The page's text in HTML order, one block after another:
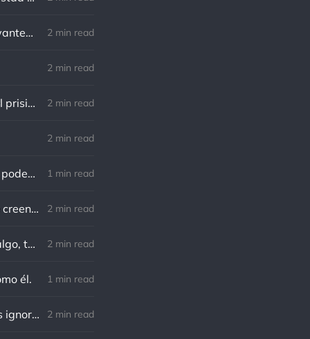
William Shakespeare: Nuestro destino está en las estrellas, así que levantemos nuestros ojos al cielo 2 min read
2 min read
Lewis B. Smedes: Perdonar es liberar a un prisionero y descubrir que el prisionero eras tú 2 min read
2 min read
Gandhi: Un minuto que pasa es irrecuperable. Conociendo esto, ¿cómo podemos malgastar tantas horas? 1 min read
Von Goethe: Nadie está más esclavizado que aquellos que falsamente creen que son libres. 2 min read
Charles F. Kettering: Sigue adelante, y es probable que tropieces con algo, tal vez cuando menos lo esperes. Nunca he escuchado hablar de alguien algu 2 min read
él. 1 min read
Richard Cecil: El primer paso hacia el conocimiento es saber que somos ignorantes. 2 min read